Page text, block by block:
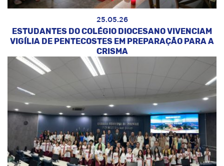
25.05.26
ESTUDANTES DO COLÉGIO DIOCESANO VIVENCIAM
VIGÍLIA DE PENTECOSTES EM PREPARAÇÃO PARA A
CRISMA